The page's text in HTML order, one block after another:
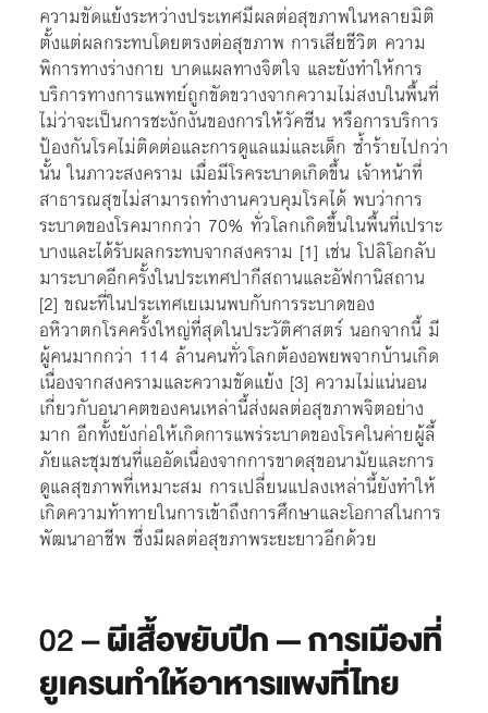
ความขัดแย้งระหว่างประเทศมีผลต่อสุขภาพในหลายมิติ
ตั้งแต่ผลกระทบโดยตรงต่อสุขภาพ การเสียชีวิต ความ
พิการทางร่างกาย บาดแผลทางจิตใจ และยังทำให้การ
บริการทางการแพทย์ถูกขัดขวางจากความไม่สงบในพื้นที่
ไม่ว่าจะเป็นการชะงักงันของการให้วัคซีน หรือการบริการ
ป้องกันโรคไม่ติดต่อและการดูแลแม่และเด็ก ซ้ำร้ายไปกว่า
นั้น ในภาวะสงคราม เมื่อมีโรคระบาดเกิดขึ้น เจ้าหน้าที่
สาธารณสุขไม่สามารถทำงานควบคุมโรคได้ พบว่าการ
ระบาดของโรคมากกว่า 70% ทั่วโลกเกิดขึ้นในพื้นที่เปราะ
บางและได้รับผลกระทบจากสงคราม [1] เช่น โปลิโอกลับ
มาระบาดอีกครั้งในประเทศปากีสถานและอัฟกานิสถาน
[2] ขณะที่ในประเทศเยเมนพบกับการระบาดของ
อหิวาตกโรคครั้งใหญ่ที่สุดในประวัติศาสตร์ นอกจากนี้ มี
ผู้คนมากกว่า 114 ล้านคนทั่วโลกต้องอพยพจากบ้านเกิด
เนื่องจากสงครามและความขัดแย้ง [3] ความไม่แน่นอน
เกี่ยวกับอนาคตของคนเหล่านี้ส่งผลต่อสุขภาพจิตอย่าง
มาก อีกทั้งยังก่อให้เกิดการแพร่ระบาดของโรคในค่ายผู้ลี้
ภัยและชุมชนที่แออัดเนื่องจากการขาดสุขอนามัยและการ
ดูแลสุขภาพที่เหมาะสม การเปลี่ยนแปลงเหล่านี้ยังทำให้
เกิดความท้าทายในการเข้าถึงการศึกษาและโอกาสในการ
พัฒนาอาชีพ ซึ่งมีผลต่อสุขภาพระยะยาวอีกด้วย
02 –ผีเสื้อขยับปีก — การเมืองที่
ยูเครนทำให้อาหารแพงที่ไทย